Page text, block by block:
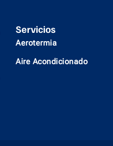
Servicios
Aerotermia
Aire Acondicionado